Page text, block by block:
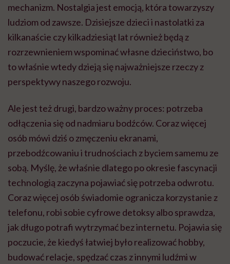
mechanizm. Nostalgia jest emocją, która towarzyszy
ludziom od zawsze. Dzisiejsze dzieci i nastolatki za
kilkanaście czy kilkadziesiąt lat również będą z
rozrzewnieniem wspominać własne dzieciństwo, bo
to właśnie wtedy dzieją się najważniejsze rzeczy z
perspektywy naszego rozwoju.
Ale jest też drugi, bardzo ważny proces: potrzeba
odłączenia się od nadmiaru bodźców. Coraz więcej
osób mówi dziś o zmęczeniu ekranami,
przebodźcowaniu i trudnościach z byciem samemu ze
sobą. Myślę, że właśnie dlatego po okresie fascynacji
technologią zaczyna pojawiać się potrzeba odwrotu.
Coraz więcej osób świadomie ogranicza korzystanie z
telefonu, robi sobie cyfrowe detoksy albo sprawdza,
jak długo potrafi wytrzymać bez internetu. Pojawia się
poczucie, że kiedyś łatwiej było realizować hobby,
budować relacje, spędzać czas z innymi ludźmi w